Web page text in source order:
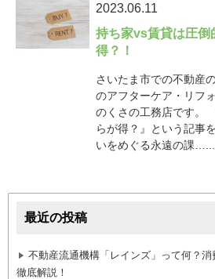
2023.06.11
持ち家vs賃貸は圧倒
得？！
さいたま市での不動産
のアフターケア・リフ
のくさの工務店です。
らが得？』という記事
いをめぐる永遠の課…...
最近の投稿
不動産流通機構「レインズ」って何？
徹底解説！